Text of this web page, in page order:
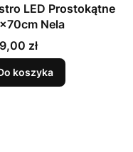
LED Prostokątne
Nela
zł
koszyka